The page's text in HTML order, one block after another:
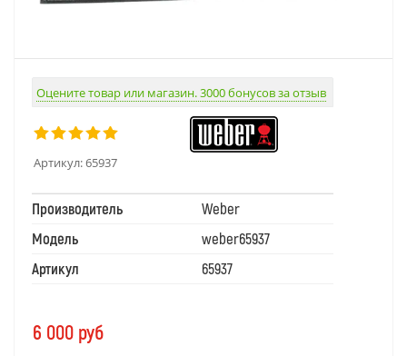
Оцените товар или магазин. 3000 бонусов за отзыв
Артикул:65937
Производитель
Weber
Модель
weber65937
Артикул
65937
6 000 руб